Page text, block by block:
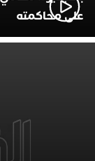
على محاكمته